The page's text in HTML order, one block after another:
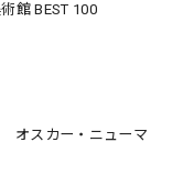
館 BEST 100
スカー・ニューマ